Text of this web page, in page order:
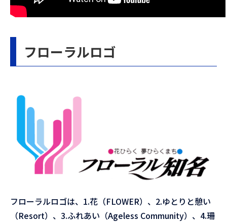
フローラルロゴ
フローラルロゴは、1.花（FLOWER）、2.ゆとりと憩い
（Resort）、3.ふれあい（Ageless Community）、4.珊